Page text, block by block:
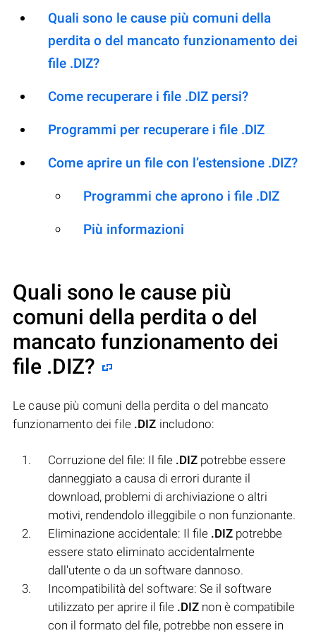
Quali sono le cause più comuni della
perdita o del mancato funzionamento dei
file .DIZ?
Come recuperare i file .DIZ persi?
Programmi per recuperare i file .DIZ
Come aprire un file con l’estensione .DIZ?
Programmi che aprono i file .DIZ
Più informazioni
Quali sono le cause più
comuni della perdita o del
mancato funzionamento dei
file .DIZ?
Le cause più comuni della perdita o del mancato
funzionamento dei file .DIZ includono:
Corruzione del file: Il file .DIZ potrebbe essere
danneggiato a causa di errori durante il
download, problemi di archiviazione o altri
motivi, rendendolo illeggibile o non funzionante.
Eliminazione accidentale: Il file .DIZ potrebbe
essere stato eliminato accidentalmente
dall'utente o da un software dannoso.
Incompatibilità del software: Se il software
utilizzato per aprire il file .DIZ non è compatibile
con il formato del file, potrebbe non essere in